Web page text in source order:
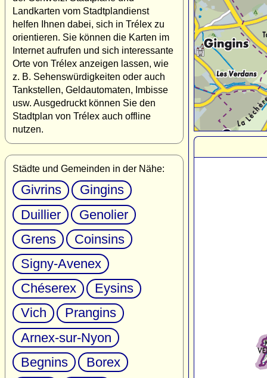
Landkarten vom Stadtplandienst
helfen Ihnen dabei, sich in Trélex zu
orientieren. Sie können die Karten im
Internet aufrufen und sich interessante
Orte von Trélex anzeigen lassen, wie
z. B. Sehenswürdigkeiten oder auch
Tankstellen, Geldautomaten, Imbisse
usw. Ausgedruckt können Sie den
Stadtplan von Trélex auch offline
nutzen.
Städte und Gemeinden in der Nähe:
Givrins
Gingins
Duillier
Genolier
Grens
Coinsins
Signy-Avenex
Chéserex
Eysins
Vich
Prangins
Arnex-sur-Nyon
Begnins
Borex